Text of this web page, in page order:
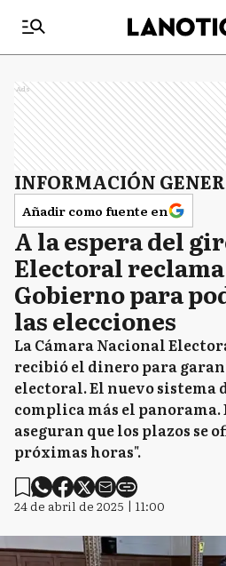
Ads
INFORMACIÓN
Añadir como fuente en
A la espera del
Electoral
Gobierno para
las elecciones
La Cámara Nacional
recibió el dinero para
electoral. El nuevo sistema
complica más el panorama.
aseguran que los plazos se
próximas horas".
24 de abril de 2025 | 11:00